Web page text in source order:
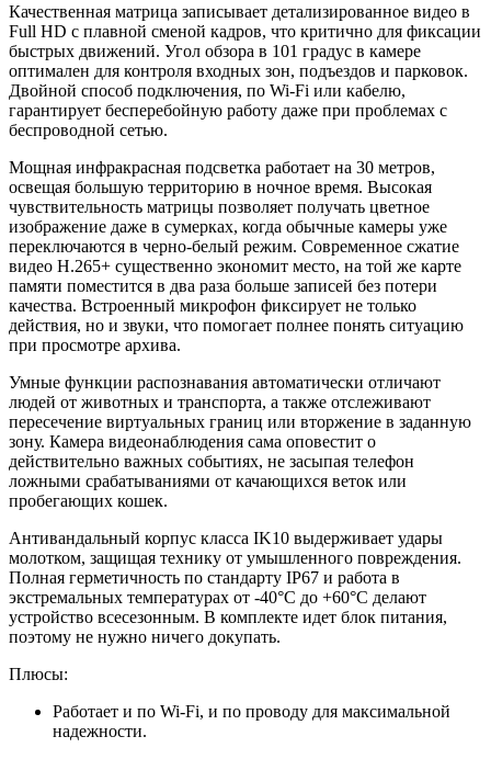
Качественная матрица записывает детализированное видео в
Full HD с плавной сменой кадров, что критично для фиксации
быстрых движений. Угол обзора в 101 градус в камере
оптимален для контроля входных зон, подъездов и парковок.
Двойной способ подключения, по Wi-Fi или кабелю,
гарантирует бесперебойную работу даже при проблемах с
беспроводной сетью.
Мощная инфракрасная подсветка работает на 30 метров,
освещая большую территорию в ночное время. Высокая
чувствительность матрицы позволяет получать цветное
изображение даже в сумерках, когда обычные камеры уже
переключаются в черно-белый режим. Современное сжатие
видео H.265+ существенно экономит место, на той же карте
памяти поместится в два раза больше записей без потери
качества. Встроенный микрофон фиксирует не только
действия, но и звуки, что помогает полнее понять ситуацию
при просмотре архива.
Умные функции распознавания автоматически отличают
людей от животных и транспорта, а также отслеживают
пересечение виртуальных границ или вторжение в заданную
зону. Камера видеонаблюдения сама оповестит о
действительно важных событиях, не засыпая телефон
ложными срабатываниями от качающихся веток или
пробегающих кошек.
Антивандальный корпус класса IK10 выдерживает удары
молотком, защищая технику от умышленного повреждения.
Полная герметичность по стандарту IP67 и работа в
экстремальных температурах от -40°C до +60°C делают
устройство всесезонным. В комплекте идет блок питания,
поэтому не нужно ничего докупать.
Плюсы:
Работает и по Wi-Fi, и по проводу для максимальной
надежности.